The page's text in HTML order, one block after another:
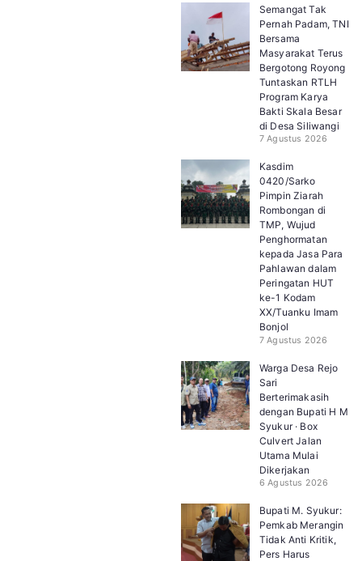
Semangat Tak
Pernah Padam, TNI
Bersama
Masyarakat Terus
Bergotong Royong
Tuntaskan RTLH
Program Karya
Bakti Skala Besar
di Desa Siliwangi
7 Agustus 2026
Kasdim
0420/Sarko
Pimpin Ziarah
Rombongan di
TMP, Wujud
Penghormatan
kepada Jasa Para
Pahlawan dalam
Peringatan HUT
ke-1 Kodam
XX/Tuanku Imam
Bonjol
7 Agustus 2026
Warga Desa Rejo
Sari
Berterimakasih
dengan Bupati H M
Syukur · Box
Culvert Jalan
Utama Mulai
Dikerjakan
6 Agustus 2026
Bupati M. Syukur:
Pemkab Merangin
Tidak Anti Kritik,
Pers Harus